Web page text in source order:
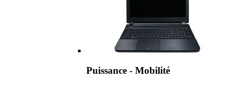
Puissance - Mobilité